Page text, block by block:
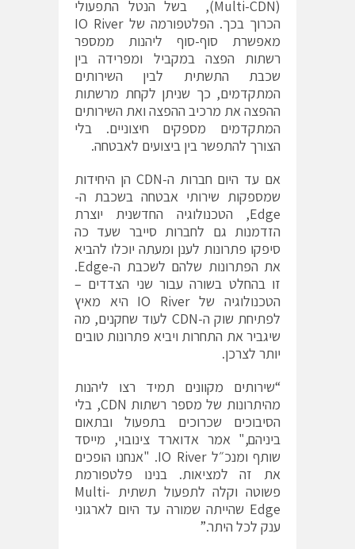
(Multi-CDN), בשל הנטל התפעולי
הכרוך בכך. הפלטפורמה של IO River
מאפשרת סוף-סוף ליהנות ממספר
רשתות הפצה במקביל ומפרידה בין
שכבת התשתית לבין השירותים
המתקדמים, כך שניתן לקחת מרשתות
ההפצה את מרכיב ההפצה ואת השירותים
המתקדמים מספקים חיצוניים. בלי
הצורך להתפשר בין ביצועים לאבטחה.
אם עד היום חברות ה-CDN הן היחידות
שמספקות שירותי אבטחה בשכבת ה-
Edge, הטכנולוגיה החדשנית יוצרת
הזדמנות גם לחברות סייבר שעד כה
סיפקו פתרונות לענן ומעתה יוכלו להביא
את הפתרונות שלהם לשכבת ה-Edge.
זו בהחלט בשורה עבור שני הצדדים –
הטכנולוגיה של IO River היא מאיץ
לפתיחת שוק ה-CDN לעוד שחקנים, מה
שיגביר את התחרות ויביא פתרונות טובים
יותר לצרכן.
“שירותים מקוונים תמיד רצו ליהנות
מהיתרונות של מספר רשתות CDN, בלי
הסיבוכים שכרוכים בתפעול ובתאום
ביניהם,"אמר אדוארד צינובוי, מייסד
שותף ומנכ״ל IO River.
"אנחנו הופכים
את זה למציאות. בנינו פלטפורמת
פשוטה וקלה לתפעול תשתית Multi-
Edge שהייתה שמורה עד היום לארגוני
ענק לכל היתר.”